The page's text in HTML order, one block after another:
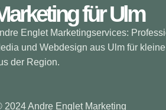
für Ulm
Englet Marketingservices:
und Webdesign aus Ulm für
der Region.
2024 Andre Englet Marketing